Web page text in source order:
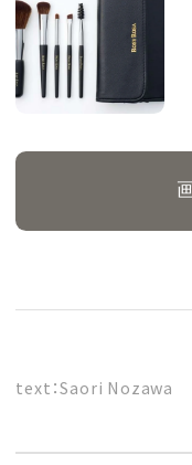
text：Saori Nozawa